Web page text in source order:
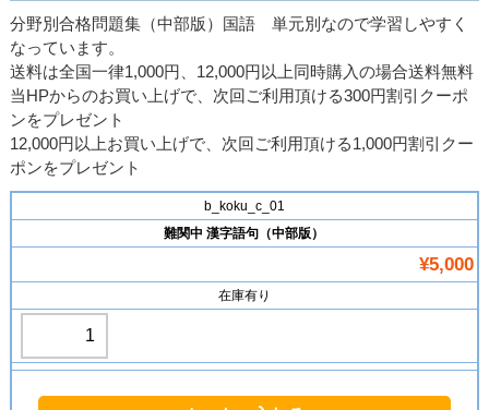
分野別合格問題集（中部版）国語 単元別なので学習しやすく
なっています。
送料は全国一律1,000円、12,000円以上同時購入の場合送料無料
当HPからのお買い上げで、次回ご利用頂ける300円割引クーポ
ンをプレゼント
12,000円以上お買い上げで、次回ご利用頂ける1,000円割引クー
ポンをプレゼント
b_koku_c_01
難関中 漢字語句（中部版）
¥5,000
在庫有り